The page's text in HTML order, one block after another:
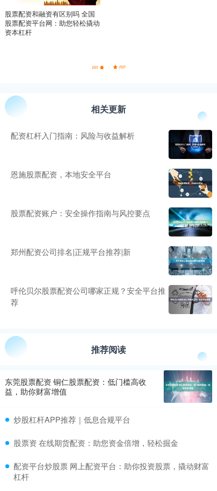
股票配资和融资有区别吗 全国
股票配资平台网：助您轻松撬动
资本杠杆
相关更新
配资杠杆入门指南：风险与收益解析
恩施股票配资，本地安全平台
股票配资账户：安全操作指南与风控要点
郑州配资公司排名|正规平台推荐|新
呼伦贝尔股票配资公司哪家正规？安全平台推
荐
推荐阅读
东莞股票配资 铜仁股票配资：低门槛高收
益，助你财富增值
炒股杠杆APP推荐｜低息合规平台
股票资 在线期货配资：助您资金倍增，轻松掘金
配资平台炒股票 网上配资平台：助你投资股票，撬动财富
杠杆